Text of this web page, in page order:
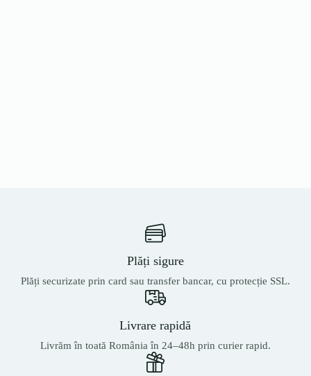
Plăți sigure
Plăți securizate prin card sau transfer bancar, cu protecție SSL.
Livrare rapidă
Livrăm în toată România în 24–48h prin curier rapid.